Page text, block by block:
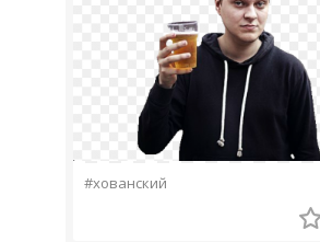
#хованский